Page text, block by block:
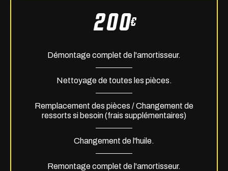
200€
Démontage complet de l'amortisseur.
Nettoyage de toutes les pièces.
Remplacement des pièces / Changement de
ressorts si besoin (frais supplémentaires)
Changement de l'huile.
Remontage complet de l'amortisseur.